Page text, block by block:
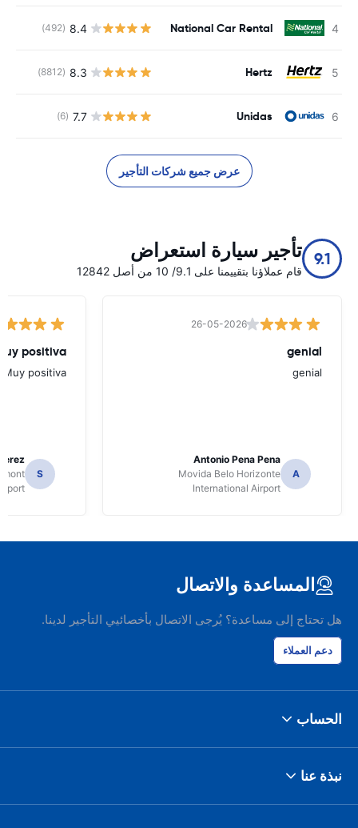
National Car Rental
8.4
(492)
Hertz
8.3
(8812)
Unidas
7.7
(6)
عرض جميع شركات التأجير
9.1 تأجير سيارة استعراض
قام عملاؤنا بتقييمنا على 9.1/ 10 من أصل 12842
26-05-2026
genial
genial
A
Antonio Pena Pena
Movida Belo Horizonte
International Airport
positiva
Muy positiva
S
المساعدة والاتصال
هل تحتاج إلى مساعدة؟ يُرجى الاتصال بأخصائيي التأجير لدينا.
دعم العملاء
الحساب
نبذة عنا